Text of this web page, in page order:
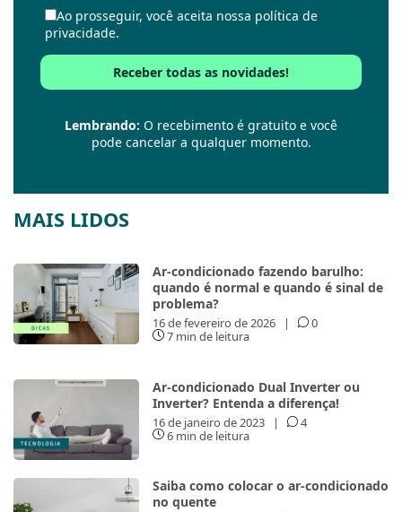
Ao prosseguir, você aceita nossa política de
privacidade.
Lembrando: O recebimento é gratuito e você
pode cancelar a qualquer momento.
MAIS LIDOS
Ar-condicionado fazendo barulho:
quando é normal e quando é sinal de
problema?
16 de fevereiro de 2026 |
0
7 min de leitura
Ar-condicionado Dual Inverter ou
Inverter? Entenda a diferença!
16 de janeiro de 2023 |
4
6 min de leitura
Saiba como colocar o ar-condicionado
no quente